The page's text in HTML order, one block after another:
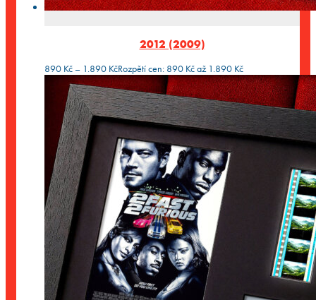
2012 (2009)
890 Kč – 1.890 KčRozpětí cen: 890 Kč až 1.890 Kč